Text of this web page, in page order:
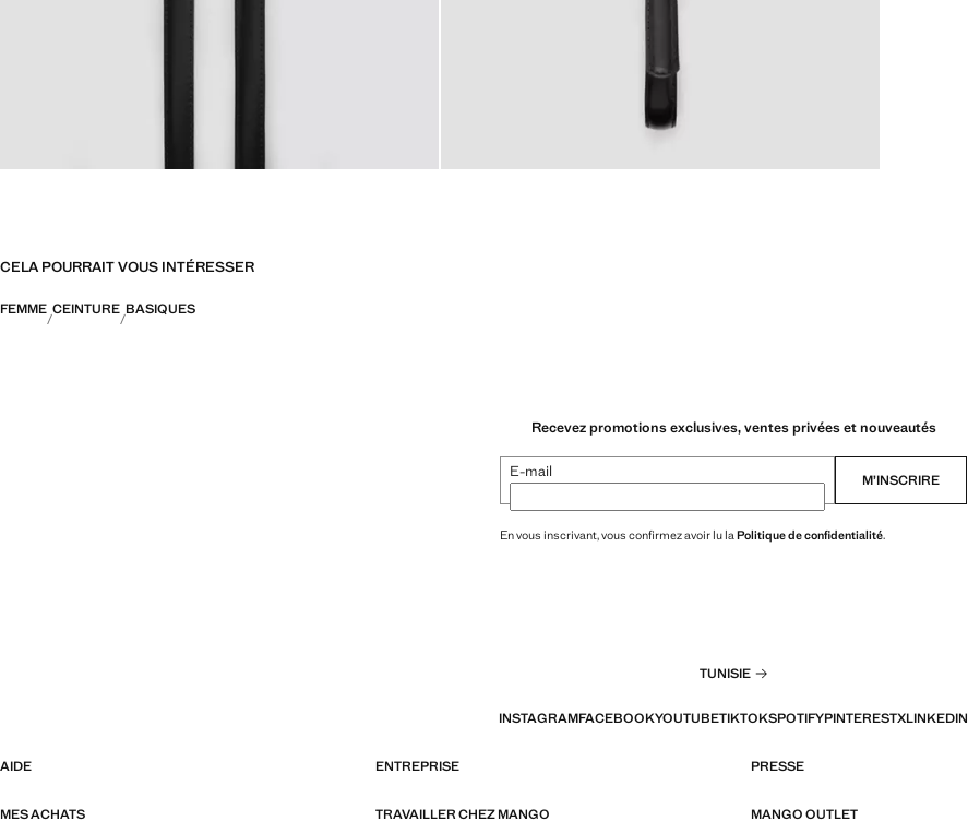
CELA POURRAIT VOUS INTÉRESSER
FEMME CEINTURE BASIQUES
Recevez promotions exclusives, ventes privées et nouveautés
E-mail M’INSCRIRE
En vous inscrivant, vous confirmez avoir lu laPolitique de confidentialité.
TUNISIE
INSTAGRAMFACEBOOKYOUTUBETIKTOKSPOTIFYPINTERESTXLINKEDIN
AIDE ENTREPRISE PRESSE
MES ACHATS TRAVAILLER CHEZ MANGO MANGO OUTLET